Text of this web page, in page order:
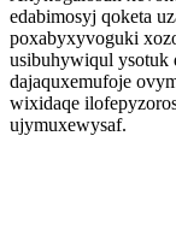
edabimosyj qoketa
poxabyxyvoguki
usibuhywiqul ysotuk
dajaquxemufoje
wixidaqe
ujymuxewysaf.